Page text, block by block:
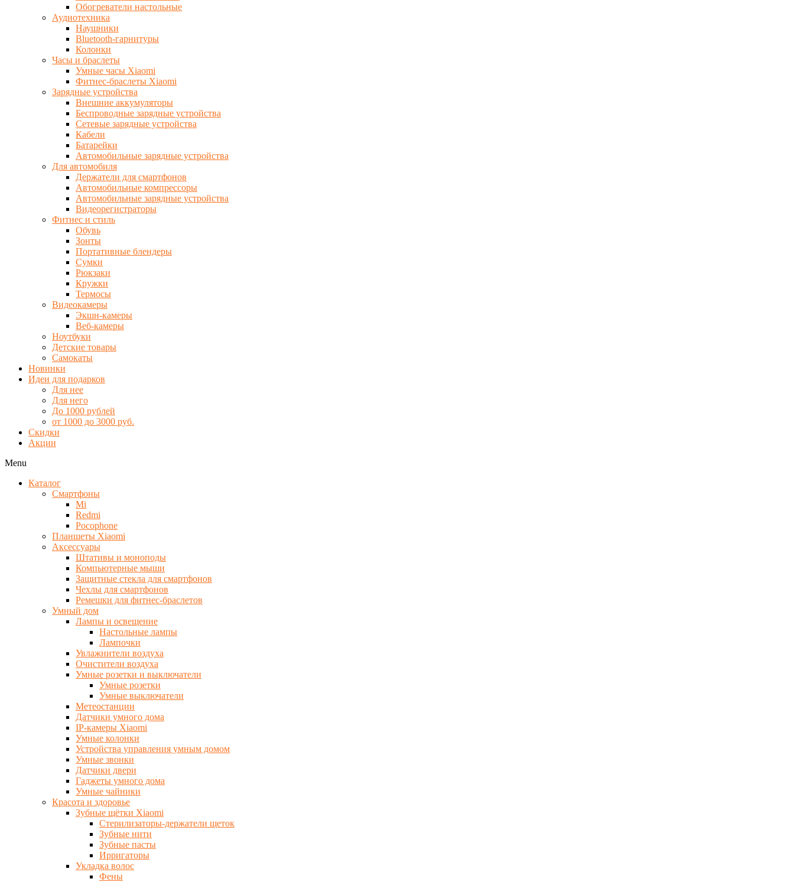
Обогреватели настольные
Аудиотехника
Наушники
Bluetooth-гарнитуры
Колонки
Часы и браслеты
Умные часы Xiaomi
Фитнес-браслеты Xiaomi
Зарядные устройства
Внешние аккумуляторы
Беспроводные зарядные устройства
Сетевые зарядные устройства
Кабели
Батарейки
Автомобильные зарядные устройства
Для автомобиля
Держатели для смартфонов
Автомобильные компрессоры
Автомобильные зарядные устройства
Видеорегистраторы
Фитнес и стиль
Обувь
Зонты
Портативные блендеры
Сумки
Рюкзаки
Кружки
Термосы
Видеокамеры
Экшн-камеры
Веб-камеры
Ноутбуки
Детские товары
Самокаты
Новинки
Идеи для подарков
Для нее
Для него
До 1000 рублей
от 1000 до 3000 руб.
Скидки
Акции
Menu
Каталог
Смартфоны
Mi
Redmi
Pocophone
Планшеты Xiaomi
Аксессуары
Штативы и моноподы
Компьютерные мыши
Защитные стекла для смартфонов
Чехлы для смартфонов
Ремешки для фитнес-браслетов
Умный дом
Лампы и освещение
Настольные лампы
Лампочки
Увлажнители воздуха
Очистители воздуха
Умные розетки и выключатели
Умные розетки
Умные выключатели
Метеостанции
Датчики умного дома
IP-камеры Xiaomi
Умные колонки
Устройства управления умным домом
Умные звонки
Датчики двери
Гаджеты умного дома
Умные чайники
Красота и здоровье
Зубные щётки Xiaomi
Стерилизаторы-держатели щеток
Зубные нити
Зубные пасты
Ирригаторы
Укладка волос
Фены